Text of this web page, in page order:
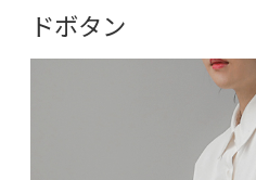
ドボタン